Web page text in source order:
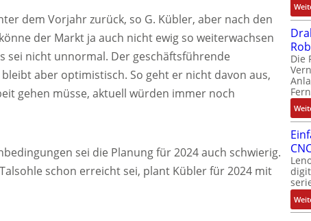
dem Vorjahr zurück, so G. Kübler, aber nach den
der Markt ja auch nicht ewig so weiterwachsen
sei nicht unnormal. Der geschäftsführende
aber optimistisch. So geht er nicht davon aus,
gehen müsse, aktuell würden immer noch
sei die Planung für 2024 auch schwierig.
schon erreicht sei, plant Kübler für 2024 mit
Die